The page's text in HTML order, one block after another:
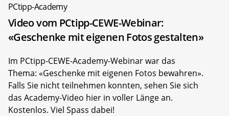
PCtipp-Academy
Video vom PCtipp-CEWE-Webinar:
«Geschenke mit eigenen Fotos gestalten»
Im PCtipp-CEWE-Academy-Webinar war das
Thema: «Geschenke mit eigenen Fotos bewahren».
Falls Sie nicht teilnehmen konnten, sehen Sie sich
das Academy-Video hier in voller Länge an.
Kostenlos. Viel Spass dabei!